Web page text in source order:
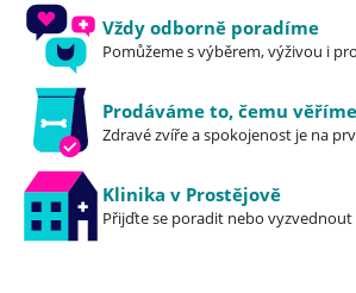
Vždy odborně poradíme
Pomůžeme s výběrem, výživou i
Prodáváme to, čemu věříme
Zdravé zvíře a spokojenost je na
Klinika v Prostějově
Přijďte se poradit nebo vyzvednout